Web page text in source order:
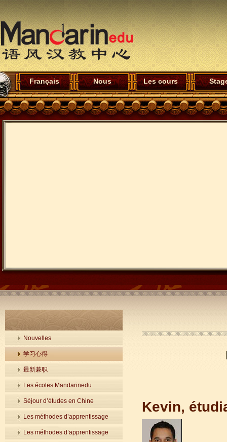
Français Nous Les cours
Nouvelles
学习心得
最新兼职
Les écoles Mandarinedu
Séjour d’études en Chine
Les méthodes d’apprentissage
Les méthodes d’apprentissage
Kevin,